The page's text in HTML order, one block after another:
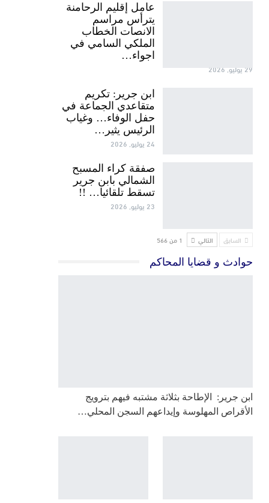
عامل إقليم الرحامنة
يترأس مراسم
الانصات الخطاب
الملكي السامي في
اجواء…
29 يوليو, 2026
ابن جرير: تكريم
متقاعدي الجماعة في
حفل الوفاء… وغياب
الرئيس يثير…
24 يوليو, 2026
صفقة كراء المسبح
الشمالي بابن جرير
تسقط تلقائيا… !!
23 يوليو, 2026
السابق التالي
1 من 566
حوادث و قضايا المحاكم
ابن جرير: الإطاحة بثلاثة مشتبه فيهم بترويج
الأقراص المهلوسة وإيداعهم السجن المحلي…